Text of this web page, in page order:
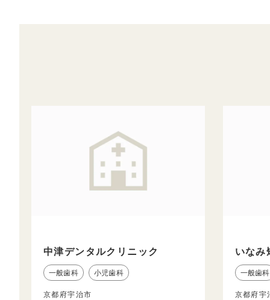
中津デンタルクリニック
一般歯科 小児歯科
京都府宇治市
いなみ
一般歯科
京都府宇